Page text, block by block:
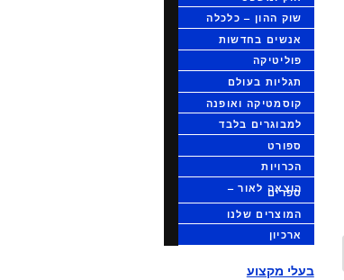
שוק ההון – כלכלה
אנשים בחדשות
פוליטיקה
תגליות בעולם
קוסמטיקה ואופנה
למבוגרים בלבד
ספורט
הכרויות
הוצאה לאור –
ספרים
המוצרים שלנו
ארכיון
בעלי מקצוע